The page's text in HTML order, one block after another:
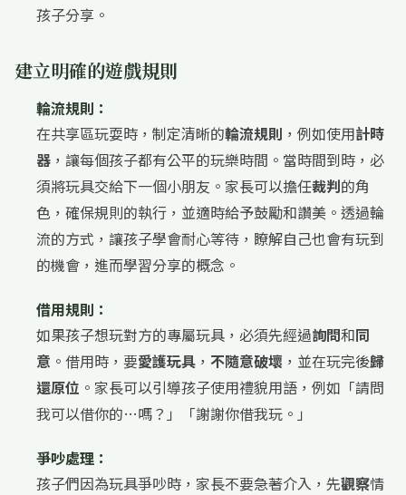
孩子分享。
建立明確的遊戲規則
輪流規則：
在共享區玩耍時，制定清晰的輪流規則 ，例如使用計時
器 ，讓每個孩子都有公平的玩樂時間。當時間到時，必
須將玩具交給下一個小朋友。家長可以擔任裁判的角
色，確保規則的執行，並適時給予鼓勵和讚美。透過輪
流的方式，讓孩子學會耐心等待，瞭解自己也會有玩到
的機會，進而學習分享的概念。
借用規則：
如果孩子想玩對方的專屬玩具，必須先經過詢問和同
意 。借用時，要愛護玩具 ， 不隨意破壞 ，並在玩完後歸
還原位 。家長可以引導孩子使用禮貌用語，例如「請問
我可以借你的…嗎？」「謝謝你借我玩。」
爭吵處理：
孩子們因為玩具爭吵時，家長不要急著介入，先觀察情